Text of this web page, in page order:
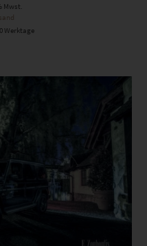
Mwst.
Werktage
auf. Die Optionen können auf der Produktseite gewählt werden